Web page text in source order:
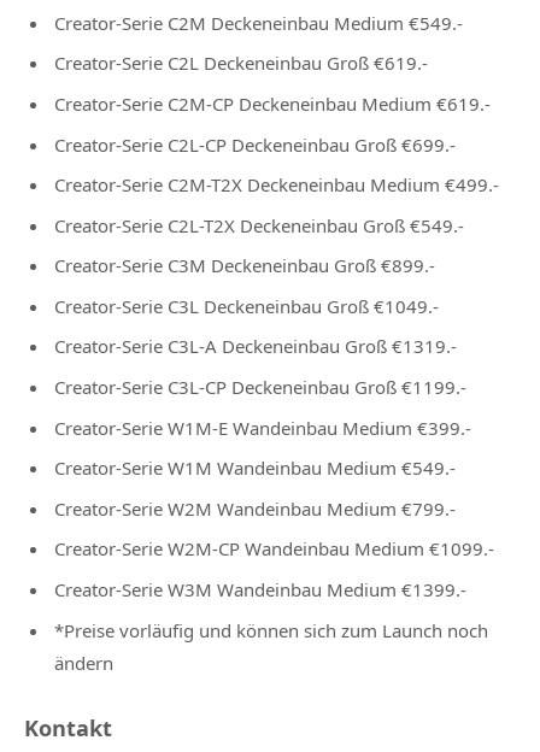
Creator-Serie C2M Deckeneinbau Medium €549.-
Creator-Serie C2L Deckeneinbau Groß €619.-
Creator-Serie C2M-CP Deckeneinbau Medium €619.-
Creator-Serie C2L-CP Deckeneinbau Groß €699.-
Creator-Serie C2M-T2X Deckeneinbau Medium €499.-
Creator-Serie C2L-T2X Deckeneinbau Groß €549.-
Creator-Serie C3M Deckeneinbau Groß €899.-
Creator-Serie C3L Deckeneinbau Groß €1049.-
Creator-Serie C3L-A Deckeneinbau Groß €1319.-
Creator-Serie C3L-CP Deckeneinbau Groß €1199.-
Creator-Serie W1M-E Wandeinbau Medium €399.-
Creator-Serie W1M Wandeinbau Medium €549.-
Creator-Serie W2M Wandeinbau Medium €799.-
Creator-Serie W2M-CP Wandeinbau Medium €1099.-
Creator-Serie W3M Wandeinbau Medium €1399.-
*Preise vorläufig und können sich zum Launch noch
ändern
Kontakt